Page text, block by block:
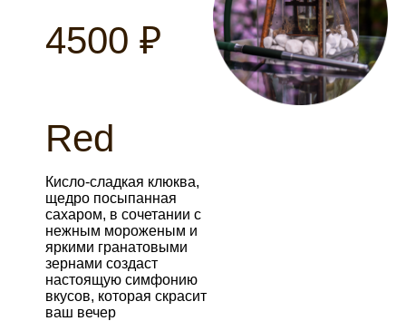
Red
4500 ₽
Кисло-сладкая клюква,
щедро посыпанная
сахаром, в сочетании с
нежным мороженым и
яркими гранатовыми
зернами создаст
настоящую симфонию
вкусов, которая скрасит
ваш вечер